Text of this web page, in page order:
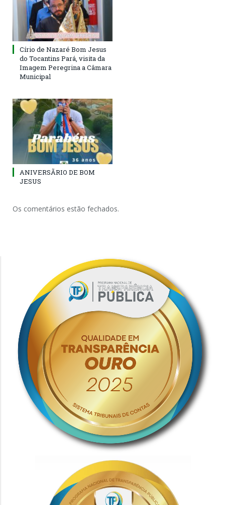
Círio de Nazaré Bom Jesus
do Tocantins Pará, visita da
Imagem Peregrina a Câmara
Municipal
ANIVERSÃRIO DE BOM
JESUS
Os comentários estão fechados.